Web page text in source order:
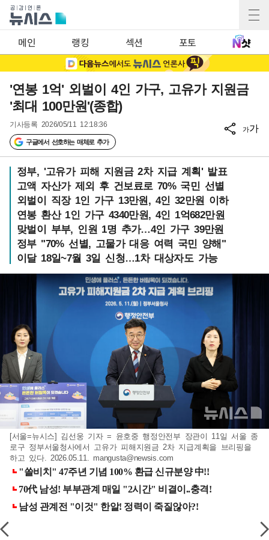
메인 랭킹 섹션 포토
'연봉 1억' 외벌이 4인 가구, 고유가 지원금
'최대 100만원'(종합)
기사등록 2026/05/11 12:18:36
구글에서 선호하는 매체로 추가
가가
정부, '고유가 피해 지원금 2차 지급 계획' 발표
고액 자산가 제외 후 건보료로 70% 국민 선별
외벌이 직장 1인 가구 13만원, 4인 32만원 이하
연봉 환산 1인 가구 4340만원, 4인 1억682만원
맞벌이 부부, 인원 1명 추가…4인 가구 39만원
정부 "70% 선별, 고물가 대응 여력 국민 양해"
이달 18일~7월 3일 신청…1차 대상자도 가능
[서울=뉴시스] 김선웅 기자 = 윤호중 행정안전부 장관이 11일 서울 종
로구 정부서울청사에서 고유가 피해지원금 2차 지급계획을 브리핑을
하고 있다. 2026.05.11. mangusta@newsis.com